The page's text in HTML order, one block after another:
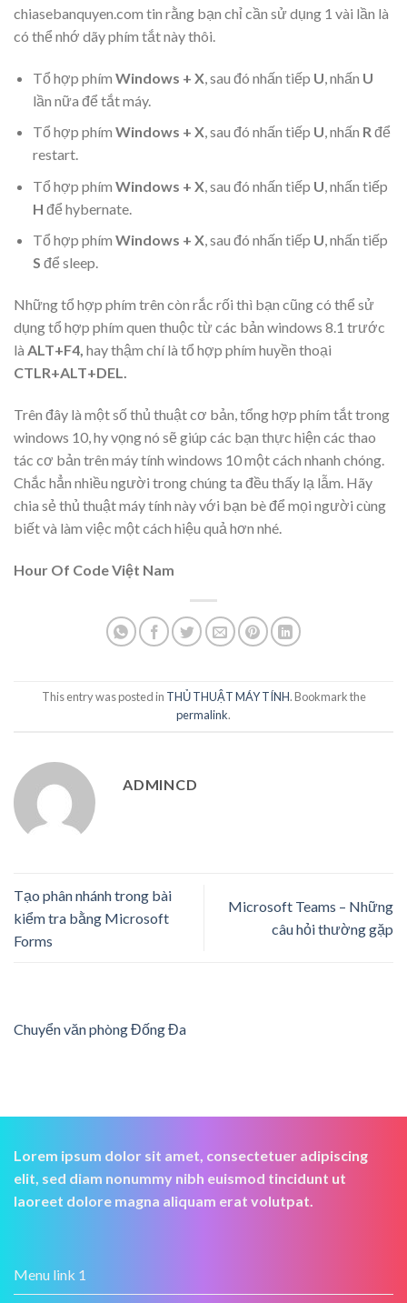
chiasebanquyen.com tin rằng bạn chỉ cần sử dụng 1 vài lần là
có thể nhớ dãy phím tắt này thôi.
Tổ hợp phím Windows + X, sau đó nhấn tiếp U , nhấn U
lần nữa để tắt máy.
Tổ hợp phím Windows + X, sau đó nhấn tiếp U, nhấn R để
restart.
Tổ hợp phím Windows + X, sau đó nhấn tiếp U , nhấn tiếp
H để hybernate.
Tổ hợp phím Windows + X, sau đó nhấn tiếp U, nhấn tiếp
S để sleep.
Những tổ hợp phím trên còn rắc rối thì bạn cũng có thể sử
dụng tổ hợp phím quen thuộc từ các bản windows 8.1 trước
là ALT+F4, hay thậm chí là tổ hợp phím huyền thoại
CTLR+ALT+DEL.
Trên đây là một số thủ thuật cơ bản, tổng hợp phím tắt trong
windows 10, hy vọng nó sẽ giúp các bạn thực hiện các thao
tác cơ bản trên máy tính windows 10 một cách nhanh chóng.
Chắc hẳn nhiều người trong chúng ta đều thấy lạ lẫm. Hãy
chia sẻ thủ thuật máy tính này với bạn bè để mọi người cùng
biết và làm việc một cách hiệu quả hơn nhé.
Hour Of Code Việt Nam
This entry was posted in THỦ THUẬT MÁY TÍNH. Bookmark the
permalink.
ADMINCD
Tạo phân nhánh trong bài
kiểm tra bằng Microsoft
Forms
Microsoft Teams – Những
câu hỏi thường gặp
Chuyển văn phòng Đống Đa
Lorem ipsum dolor sit amet, consectetuer adipiscing
elit, sed diam nonummy nibh euismod tincidunt ut
laoreet dolore magna aliquam erat volutpat.
Menu link 1